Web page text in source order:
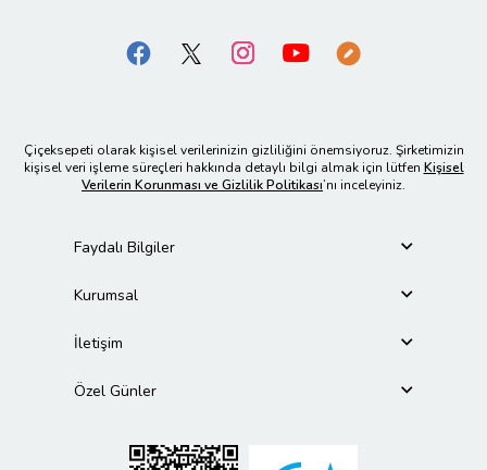
Çiçeksepeti olarak kişisel verilerinizin gizliliğini önemsiyoruz. Şirketimizin
kişisel veri işleme süreçleri hakkında detaylı bilgi almak için lütfen Kişisel
Verilerin Korunması ve Gizlilik Politikası’nı inceleyiniz.
Faydalı Bilgiler
Kurumsal
İletişim
Özel Günler